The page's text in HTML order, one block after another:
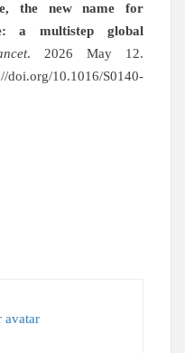
the new name for
a multistep global
. 2026 May 12.
10.1016/S0140-